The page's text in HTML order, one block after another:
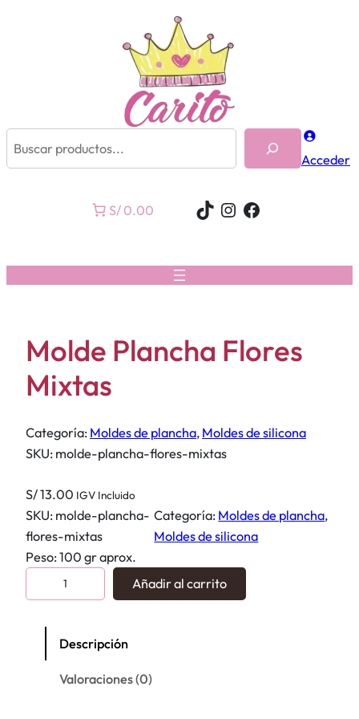
Acceder
S/ 0.00 TikTok
Instagram
Facebook
Molde Plancha Flores
Mixtas
Categoría: Moldes de plancha, Moldes de silicona
SKU: molde-plancha-flores-mixtas
S/13.00 IGV Incluido
SKU: molde-plancha-
flores-mixtas
Categoría: Moldes de plancha
Moldes de silicona
Peso: 100 gr aprox.
o
Añadir al carrito
Descripción
Valoraciones (0)